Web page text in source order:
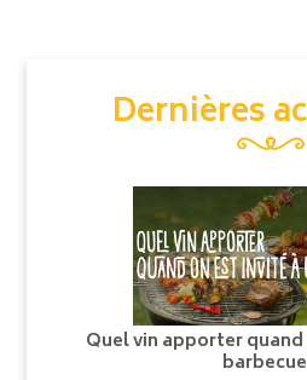
Dernières
Quel vin apporter